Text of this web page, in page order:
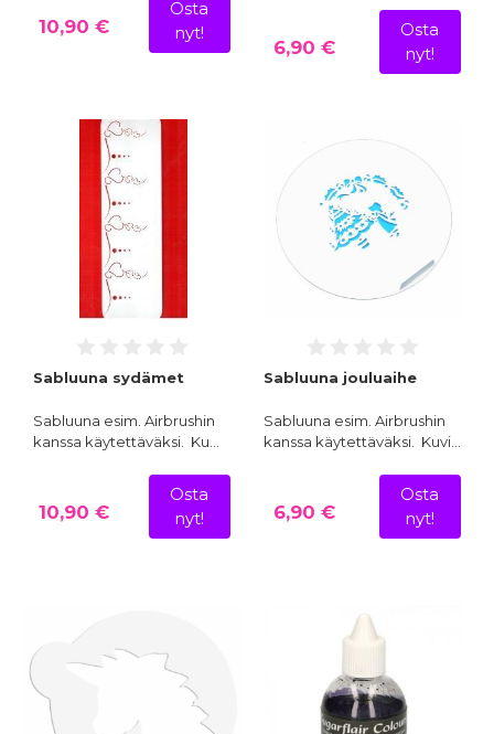
10,90 €
Osta
nyt!
6,90 €
Osta
nyt!
Sabluuna sydämet
Sabluuna esim. Airbrushin
kanssa käytettäväksi. Ku…
10,90 €
Osta
nyt!
Sabluuna jouluaihe
Sabluuna esim. Airbrushin
kanssa käytettäväksi. Kuvi…
6,90 €
Osta
nyt!